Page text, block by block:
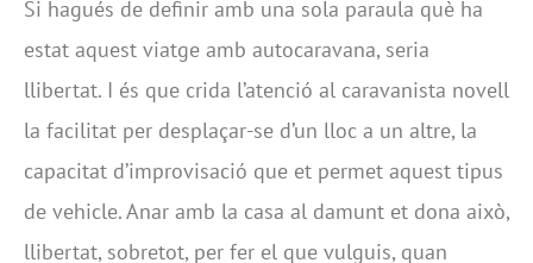
Si hagués de definir amb una sola paraula què ha
estat aquest viatge amb autocaravana, seria
llibertat. I és que crida l’atenció al caravanista novell
la facilitat per desplaçar-se d’un lloc a un altre, la
capacitat d’improvisació que et permet aquest tipus
de vehicle. Anar amb la casa al damunt et dona això,
llibertat, sobretot, per fer el que vulguis, quan